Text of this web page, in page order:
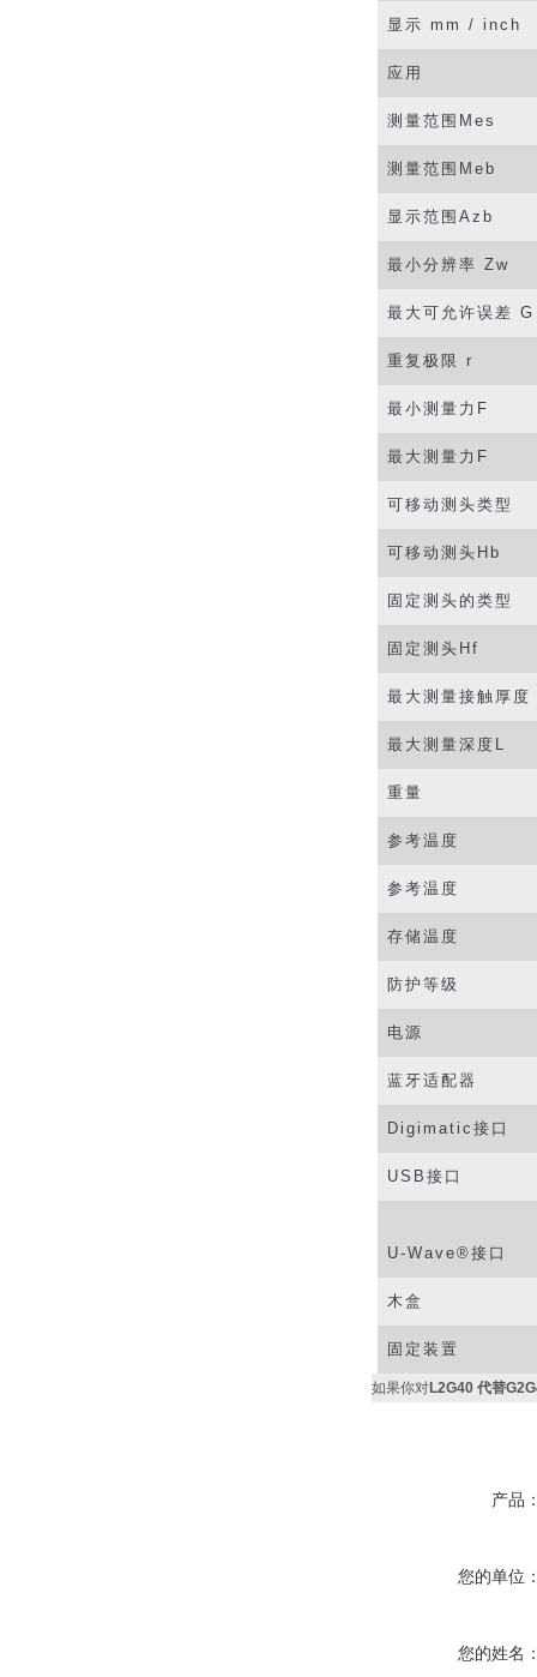
显示 mm / inch
应用
测量范围 Mes
测量范围 Meb
显示范围 Azb
最小分辨率 Zw
最大可允许误差 G
重复极限 r
最小测量力 F
最大测量力 F
可移动测头类型
可移动测头 Hb
固定测头的类型
固定测头 Hf
最大测量接触厚度
最大测量深度 L
重量
参考温度
参考温度
存储温度
防护等级
电源
蓝牙适配器
Digimatic 接口
USB 接口
U-Wave®接口
木盒
固定装置
如果你对L2G40 代替
产品
您的单位
您的姓名